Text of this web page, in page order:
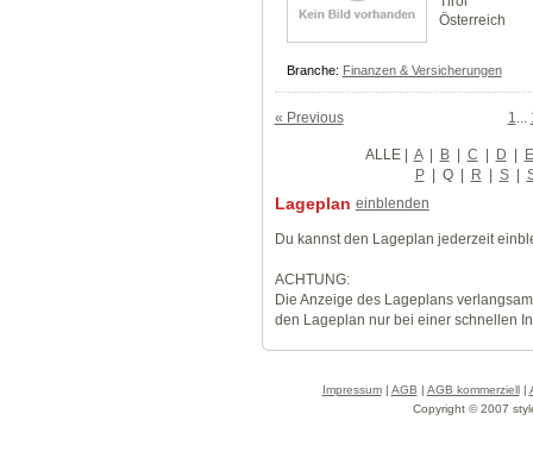
Österreich
Branche: Finanzen & Versicherungen
« Previous 1
ALLE| A | B | C | D | E
P | Q | R | S |
Lageplan einblenden
Du kannst den Lageplan jederzeit
ACHTUNG:
Die Anzeige des Lageplans
den Lageplan nur bei einer schnellen
Impressum| AGB | AGB kommerziell|
Copyright © 2007